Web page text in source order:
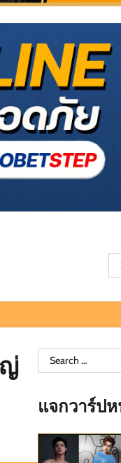
ญ่
Search
for:
แจกวาร์ป